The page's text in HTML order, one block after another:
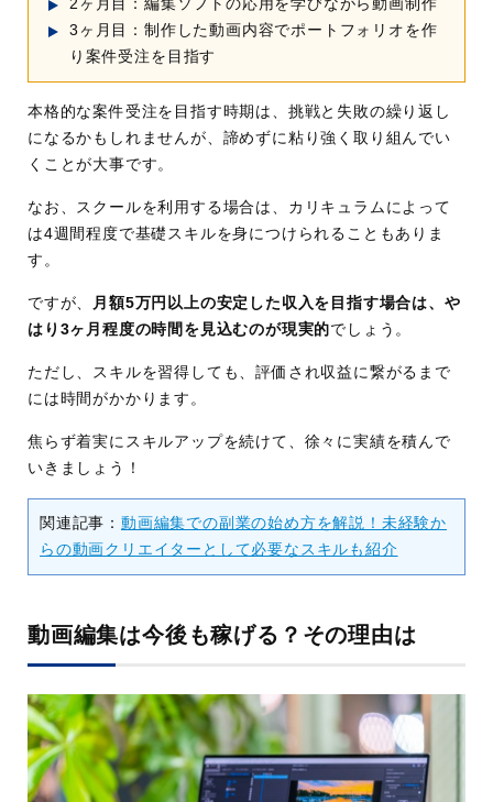
2ヶ月目：編集ソフトの応用を学びながら動画制作
3ヶ月目：制作した動画内容でポートフォリオを作
り案件受注を目指す
本格的な案件受注を目指す時期は、挑戦と失敗の繰り返し
になるかもしれませんが、諦めずに粘り強く取り組んでい
くことが大事です。
なお、スクールを利用する場合は、カリキュラムによって
は4週間程度で基礎スキルを身につけられることもありま
す。
ですが、
月額5万円以上の安定した収入を目指す場合は、や
はり3ヶ月程度の時間を見込むのが現実的でしょう。
ただし、スキルを習得しても、評価され収益に繋がるまで
には時間がかかります。
焦らず着実にスキルアップを続けて、徐々に実績を積んで
いきましょう！
関連記事： 動画編集での副業の始め方を解説！未経験か
らの動画クリエイターとして必要なスキルも紹介
動画編集は今後も稼げる？その理由は